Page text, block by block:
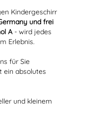
Kindergeschirr
und frei
A- wird jedes
Erlebnis.
für Sie
ein absolutes
und kleinem